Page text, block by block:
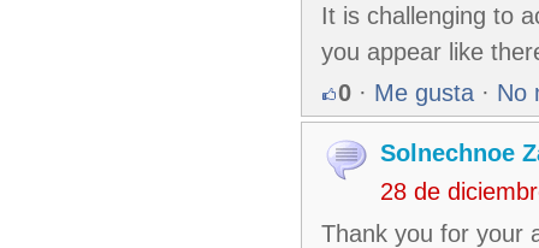
It is challenging to
you appear like
0 · Me gusta · No
Solnechnoe
28 de
Thank you for your